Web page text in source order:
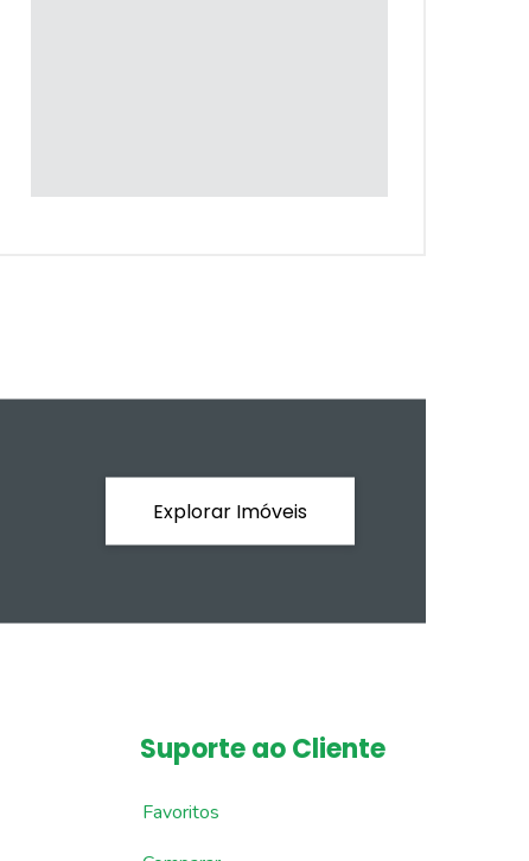
Explorar Imóveis
Suporte ao Cliente
Favoritos